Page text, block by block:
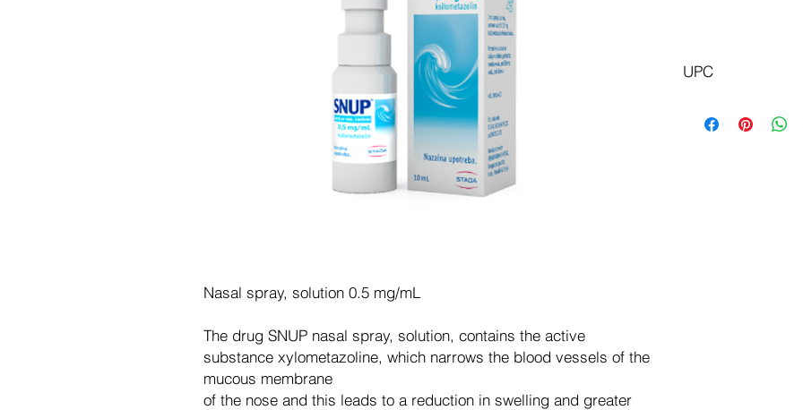
Nasal spray, solution 0.5 mg/mL
The drug SNUP nasal spray, solution, contains the active
substance xylometazoline, which narrows the blood vessels of the
mucous membrane
of the nose and this leads to a reduction in swelling and greater
UPC